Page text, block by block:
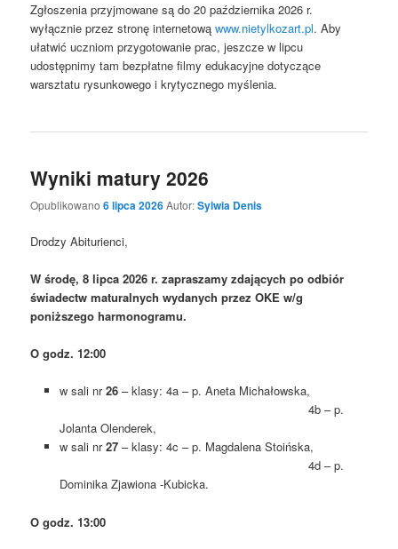
Zgłoszenia przyjmowane są do 20 października 2026 r.
wyłącznie przez stronę internetowąwww.nietylkozart.pl. Aby
ułatwić uczniom przygotowanie prac, jeszcze w lipcu
udostępnimy tam bezpłatne filmy edukacyjne dotyczące
warsztatu rysunkowego i krytycznego myślenia.
Wyniki matury 2026
Opublikowano6 lipca 2026Autor:Sylwia Denis
Drodzy Abiturienci,
W środę, 8 lipca 2026 r. zapraszamy zdających po odbiór
świadectw maturalnych wydanych przez OKE w/g
poniższego harmonogramu.
O godz. 12:00
w sali nr26– klasy: 4a – p. Aneta Michałowska,
4b – p.
Jolanta Olenderek,
w sali nr27– klasy: 4c – p. Magdalena Stoińska,
4d – p.
Dominika Zjawiona -Kubicka.
O godz. 13:00